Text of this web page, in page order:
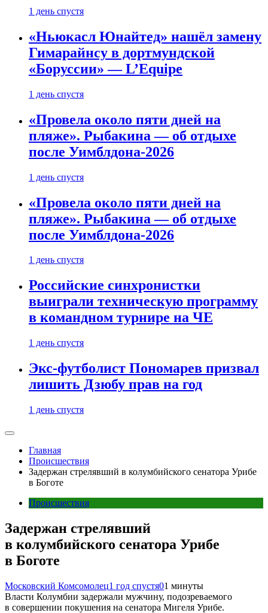
1 день спустя
«Ньюкасл Юнайтед» нашёл замену
Гимарайнсу в дортмундской
«Боруссии» — L’Equipe
1 день спустя
«Провела около пяти дней на
пляже». Рыбакина — об отдыхе
после Уимблдона-2026
1 день спустя
«Провела около пяти дней на
пляже». Рыбакина — об отдыхе
после Уимблдона-2026
1 день спустя
Российские синхронистки
выиграли техническую программу
в командном турнире на ЧЕ
1 день спустя
Экс-футболист Пономарев призвал
лишить Дзюбу прав на год
1 день спустя
Главная
Происшествия
Задержан стрелявший в колумбийского сенатора Урибе
в Боготе
Происшествия
Задержан стрелявший
в колумбийского сенатора Урибе
в Боготе
Московский Комсомолец1 год спустя01 минуты
Власти Колумбии задержали мужчину, подозреваемого
в совершении покушения на сенатора Мигеля Урибе.